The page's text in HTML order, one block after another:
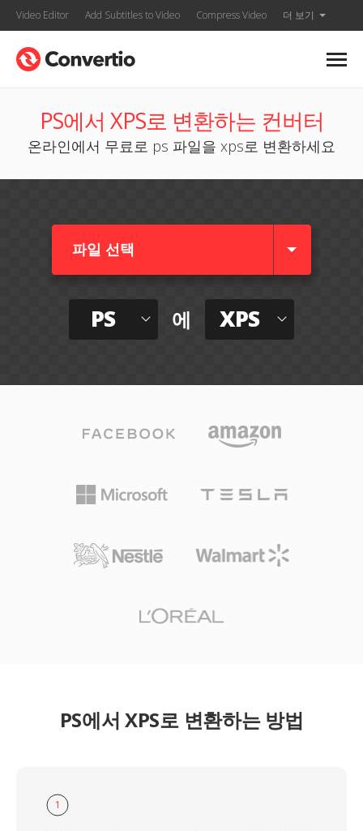
Video Editor Add Subtitles to Video Compress Video 더 보기
PS에서 XPS로 변환하는 컨버터
온라인에서 무료로 ps 파일을 xps로 변환하세요
파일 선택
PS 에 XPS
PS에서 XPS로 변환하는 방법
1